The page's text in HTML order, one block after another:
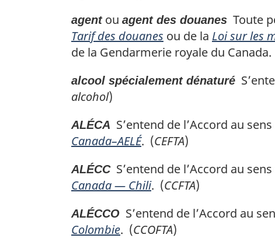
agentou agent des douanes Toute
Tarif des douanes ou de la Loi sur les
de la Gendarmerie royale du
alcool spécialement dénaturé
alcohol)
ALÉCA S’entend de l’Accord au
Canada–AELÉ. (CEFTA)
ALÉCCS’entend de l’Accord au
Canada — Chili. (CCFTA)
ALÉCCO S’entend de l’Accord au
Colombie. (CCOFTA)